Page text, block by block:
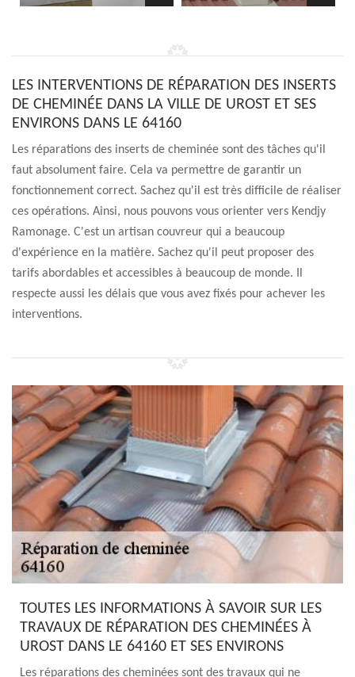
LES INTERVENTIONS DE RÉPARATION DES INSERTS
DE CHEMINÉE DANS LA VILLE DE UROST ET SES
ENVIRONS DANS LE 64160
Les réparations des inserts de cheminée sont des tâches qu'il
faut absolument faire. Cela va permettre de garantir un
fonctionnement correct. Sachez qu'il est très difficile de réaliser
ces opérations. Ainsi, nous pouvons vous orienter vers Kendjy
Ramonage. C'est un artisan couvreur qui a beaucoup
d'expérience en la matière. Sachez qu'il peut proposer des
tarifs abordables et accessibles à beaucoup de monde. Il
respecte aussi les délais que vous avez fixés pour achever les
interventions.
TOUTES LES INFORMATIONS À SAVOIR SUR LES
TRAVAUX DE RÉPARATION DES CHEMINÉES À
UROST DANS LE 64160 ET SES ENVIRONS
Les réparations des cheminées sont des travaux qui ne